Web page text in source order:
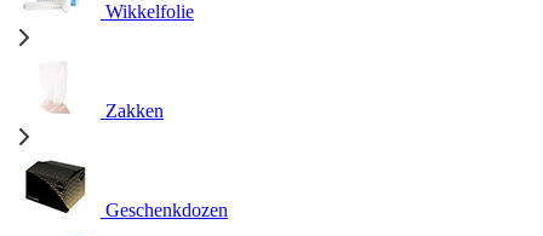
Wikkelfolie
Zakken
Geschenkdozen